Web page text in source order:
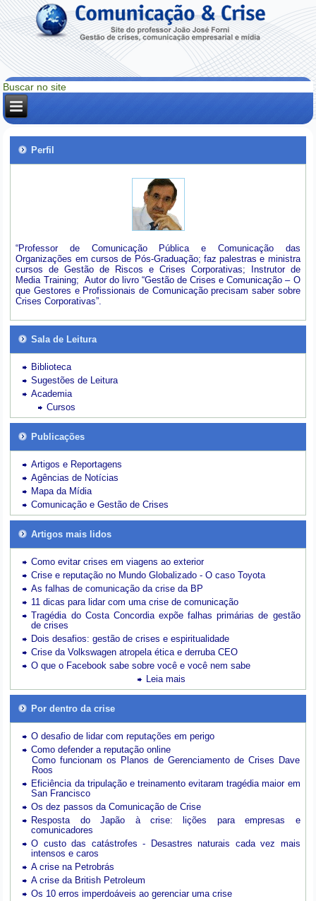
Perfil
“Professor de Comunicação Pública e Comunicação das
Organizações em cursos de Pós-Graduação; faz palestras e ministra
cursos de Gestão de Riscos e Crises Corporativas; Instrutor de
Media Training; Autor do livro “Gestão de Crises e Comunicação – O
que Gestores e Profissionais de Comunicação precisam saber sobre
Crises Corporativas”.
Sala de Leitura
Biblioteca
Sugestões de Leitura
Academia
Cursos
Publicações
Artigos e Reportagens
Agências de Notícias
Mapa da Mídia
Comunicação e Gestão de Crises
Artigos mais lidos
Como evitar crises em viagens ao exterior
Crise e reputação no Mundo Globalizado - O caso Toyota
As falhas de comunicação da crise da BP
11 dicas para lidar com uma crise de comunicação
Tragédia do Costa Concordia expõe falhas primárias de gestão
de crises
Dois desafios: gestão de crises e espiritualidade
Crise da Volkswagen atropela ética e derruba CEO
O que o Facebook sabe sobre você e você nem sabe
Leia mais
Por dentro da crise
O desafio de lidar com reputações em perigo
Como defender a reputação online
Como funcionam os Planos de Gerenciamento de Crises Dave
Roos
Eficiência da tripulação e treinamento evitaram tragédia maior em
San Francisco
Os dez passos da Comunicação de Crise
Resposta do Japão à crise: lições para empresas e
comunicadores
O custo das catástrofes -
Desastres naturais cada vez mais
intensos e caros
A crise na Petrobrás
A crise da British Petroleum
Os 10 erros imperdoáveis ao gerenciar uma crise